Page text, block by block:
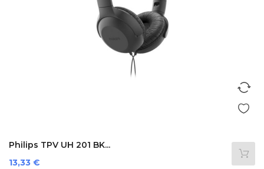
Philips TPV UH 201 BK...
Prezzo
13,33 €